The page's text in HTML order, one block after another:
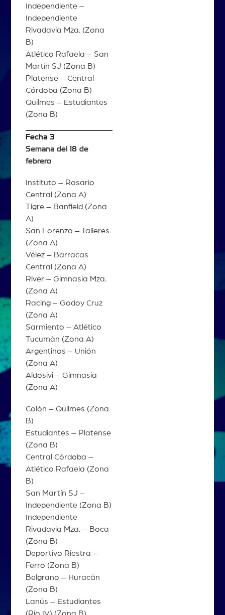
Independiente –
Independiente
Rivadavia Mza. (Zona
B)
Atlético Rafaela – San
Martín SJ (Zona B)
Platense – Central
Córdoba (Zona B)
Quilmes – Estudiantes
(Zona B)
Fecha 3
Semana del 18 de
febrero
Instituto – Rosario
Central (Zona A)
Tigre – Banfield (Zona
A)
San Lorenzo – Talleres
(Zona A)
Vélez – Barracas
Central (Zona A)
River – Gimnasia Mza.
(Zona A)
Racing – Godoy Cruz
(Zona A)
Sarmiento – Atlético
Tucumán (Zona A)
Argentinos – Unión
(Zona A)
Aldosivi – Gimnasia
(Zona A)
Colón – Quilmes (Zona
B)
Estudiantes – Platense
(Zona B)
Central Córdoba –
Atlético Rafaela (Zona
B)
San Martín SJ –
Independiente (Zona B)
Independiente
Rivadavia Mza. – Boca
(Zona B)
Deportivo Riestra –
Ferro (Zona B)
Belgrano – Huracán
(Zona B)
Lanús – Estudiantes